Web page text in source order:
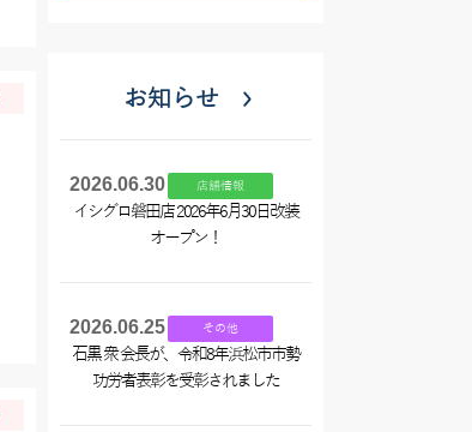
お知らせ
2026.06.30 店舗情報
イシグロ磐田店 2026年6月30日改装
オープン！
2026.06.25 その他
石黒 衆 会長が、令和8年浜松市市勢
功労者表彰を受彰されました